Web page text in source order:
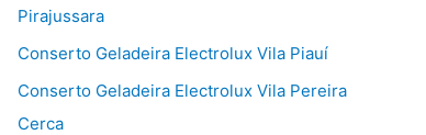
Pirajussara
Conserto Geladeira Electrolux Vila Piauí
Conserto Geladeira Electrolux Vila Pereira
Cerca